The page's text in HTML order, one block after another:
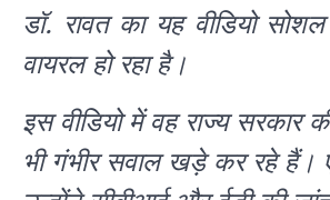
डॉ. रावत का यह वीडियो
वायरल हो रहा है।
इस वीडियो में वह राज्य सरकार
भी गंभीर सवाल खड़े कर रहे हैं।